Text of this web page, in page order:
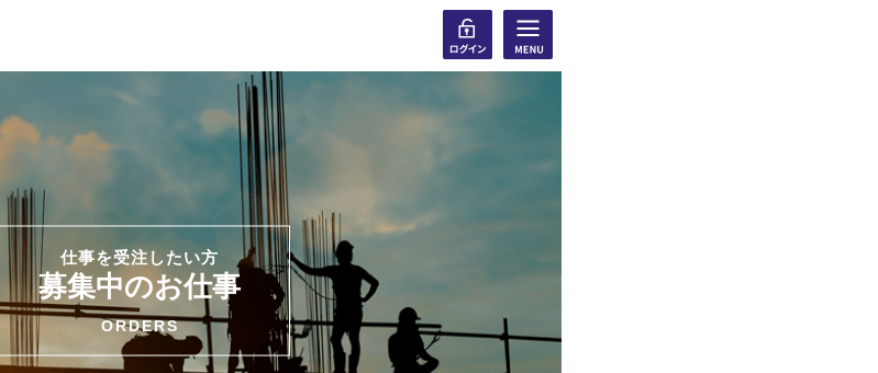
仕事を受注したい方
募集中のお仕事
ORDERS